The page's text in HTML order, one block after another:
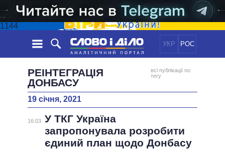
1144
УКР РОС
НОВИНИ
СТРІЧКА
ПОДІЇ
СТАТТІ
ДУМКИ
ПОЛІТИКА
ЕКОНОМІКА
СВІТ
ОБIЦЯНКИ
ПОЛIТИКИ
УСІ ПОЛІТИКИІНФОГРАФІКА
РЕІНТЕГРАЦІЯ
ДОНБАСУ
всі публікації по
тегу
19 січня, 2021
16:03 У ТКГ Україна
запропонувала розробити
єдиний план щодо Донбасу